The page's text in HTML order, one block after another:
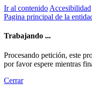
Ir al contenido Accesibilidad
Pagina principal de la
Trabajando ...
Procesando petición, este
por favor espere mientras
Cerrar